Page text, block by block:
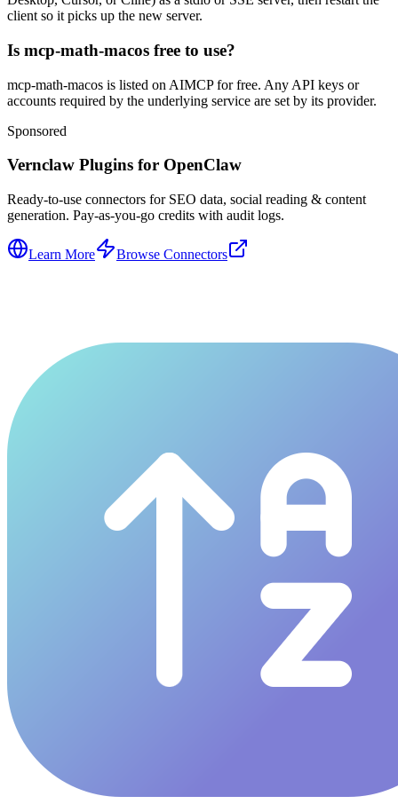
client so it picks up the new server.
Is mcp-math-macos free to use?
mcp-math-macos is listed on AIMCP for free. Any API keys or
accounts required by the underlying service are set by its provider.
Sponsored
Vernclaw Plugins for OpenClaw
Ready-to-use connectors for SEO data, social reading & content
generation. Pay-as-you-go credits with audit logs.
Learn More Browse Connectors